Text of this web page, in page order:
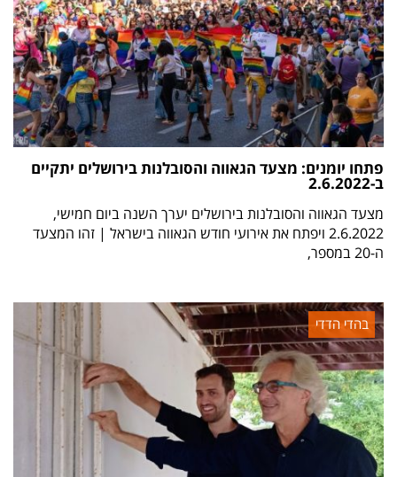
פתחו יומנים: מצעד הגאווה והסובלנות בירושלים יתקיים
ב-2.6.2022
מצעד הגאווה והסובלנות בירושלים יערך השנה ביום חמישי,
2.6.2022 ויפתח את אירועי חודש הגאווה בישראל | זהו המצעד
ה-20 במספר,
בהדי הדדי